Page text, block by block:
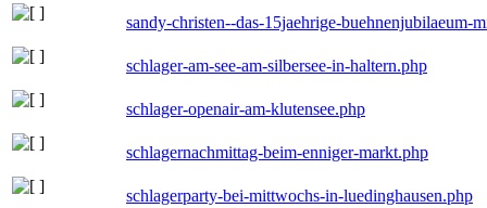
sandy-christen--das-15jaehrige-buehnenjubilaeum-
schlager-am-see-am-silbersee-in-haltern.php
schlager-openair-am-klutensee.php
schlagernachmittag-beim-enniger-markt.php
schlagerparty-bei-mittwochs-in-luedinghausen.php